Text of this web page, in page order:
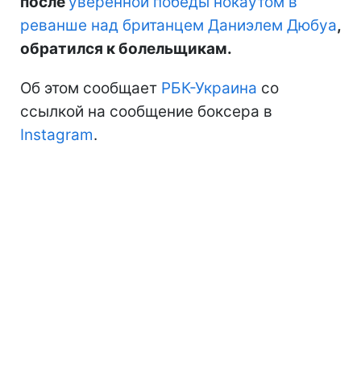
реванше над британцем Даниэлем Дюбуа,
обратился к болельщикам.
Об этом сообщает РБК-Украина со
ссылкой на сообщение боксера в
Instagram.